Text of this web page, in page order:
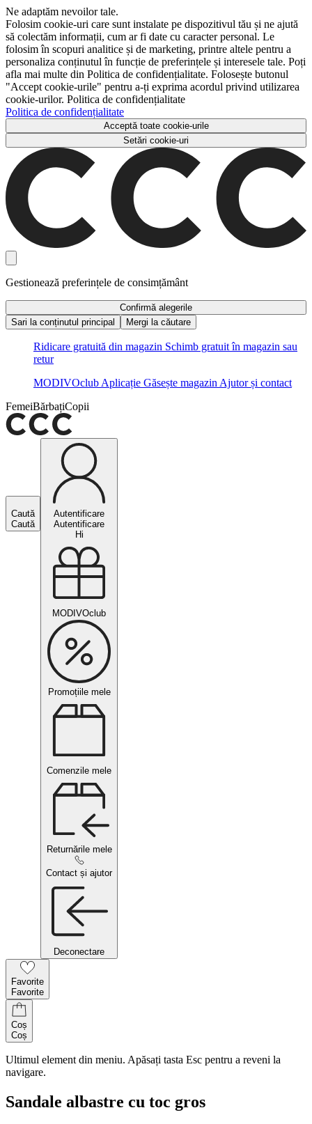
Ne adaptăm nevoilor tale.
Folosim cookie-uri care sunt instalate pe dispozitivul tău și ne ajută
să colectăm informații, cum ar fi date cu caracter personal. Le
folosim în scopuri analitice și de marketing, printre altele pentru a
personaliza conținutul în funcție de preferințele și interesele tale. Poți
afla mai multe din Politica de confidențialitate. Folosește butonul
"Accept cookie-urile" pentru a-ți exprima acordul privind utilizarea
cookie-urilor. Politica de confidențialitate
Politica de confidențialitate
Acceptă toate cookie-urile
Setări cookie-uri
Gestionează preferințele de consimțământ
Confirmă alegerile
Sari la conținutul principal
Mergi la căutare
Ridicare gratuită din magazin Schimb gratuit în magazin sau
retur
MODIVOclub Aplicație Găsește magazin Ajutor și contact
FemeiBărbațiCopii
Caută
Caută
Autentificare
Autentificare
Hi
MODIVOclub
Promoțiile mele
Comenzile mele
Returnările mele
Contact și ajutor
Deconectare
Favorite
Favorite
Coș
Coș
Ultimul element din meniu. Apăsați tasta Esc pentru a reveni la
navigare.
Sandale albastre cu toc gros